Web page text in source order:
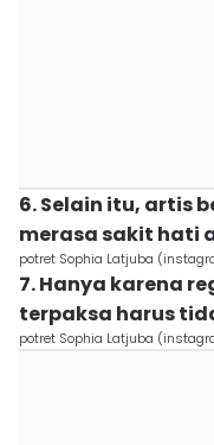
6. Selain itu, artis
merasa sakit hati
potret Sophia Latjuba
7. Hanya karena
terpaksa harus
potret Sophia Latjuba